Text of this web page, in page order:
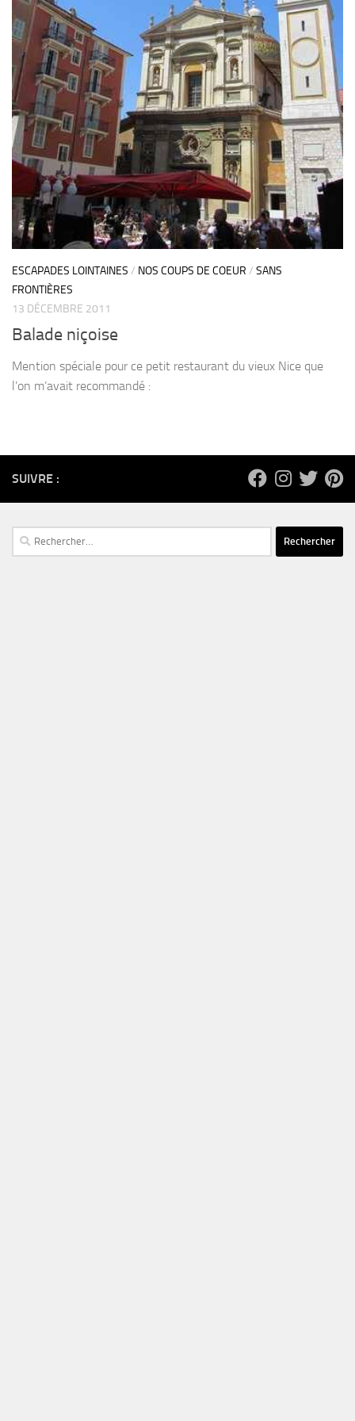
ESCAPADES LOINTAINES / NOS COUPS DE COEUR / SANS
FRONTIÈRES
13 DÉCEMBRE 2011
Balade niçoise
Mention spéciale pour ce petit restaurant du vieux Nice que
l’on m’avait recommandé :
SUIVRE :
Rechercher :